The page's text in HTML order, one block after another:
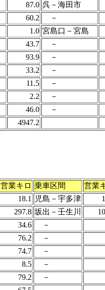
87.0 呉－海田市
60.2
－
1.0 宮島口－宮島
43.7
－
93.9
－
33.2
－
11.5
－
2.2
－
46.0
－
4947.2
営業キロ 乗車区間
営業
18.1 児島－宇多津
297.8 坂出－壬生川
34.6
－
76.2
－
74.7
－
8.5
－
79.2
－